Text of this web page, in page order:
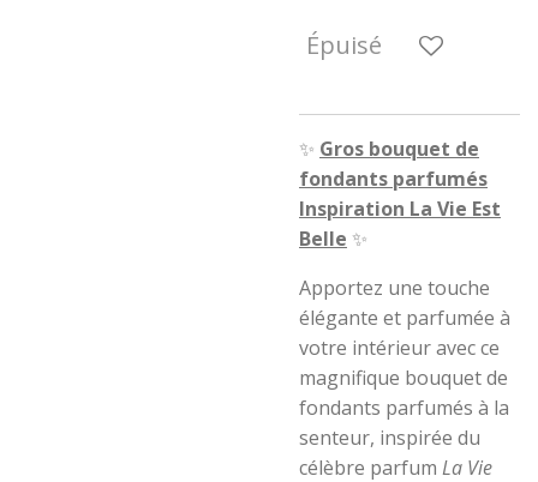
Épuisé
✨ Gros bouquet de
fondants parfumés
Inspiration La Vie Est
Belle ✨
Apportez une touche
élégante et parfumée à
votre intérieur avec ce
magnifique bouquet de
fondants parfumés à la
senteur, inspirée du
célèbre parfum La Vie